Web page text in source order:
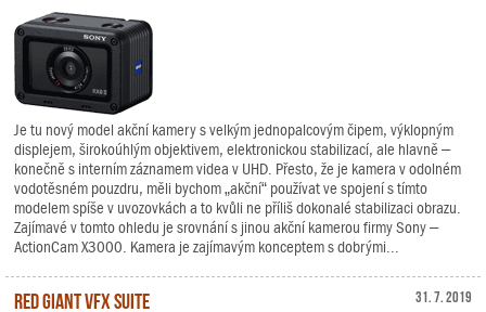
Je tu nový model akční kamery s velkým jednopalcovým čipem, výklopným
displejem, širokoúhlým objektivem, elektronickou stabilizací, ale hlavně –
konečně s interním záznamem videa v UHD. Přesto, že je kamera v odolném
vodotěsném pouzdru, měli bychom „akční“ používat ve spojení s tímto
modelem spíše v uvozovkách a to kvůli ne příliš dokonalé stabilizaci obrazu.
Zajímavé v tomto ohledu je srovnání s jinou akční kamerou firmy Sony –
ActionCam X3000. Kamera je zajímavým konceptem s dobrými...
31. 7. 2019
Red Giant VFX Suite